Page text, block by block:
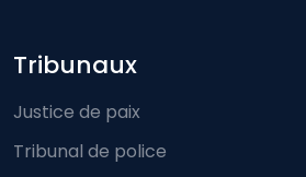
Footer-menu
Tribunaux
Justice de paix
Tribunal de police